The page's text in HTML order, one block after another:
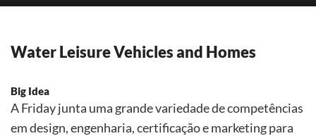
Water Leisure Vehicles and Homes
Big Idea
A Friday junta uma grande variedade de competências
em design, engenharia, certificação e marketing para